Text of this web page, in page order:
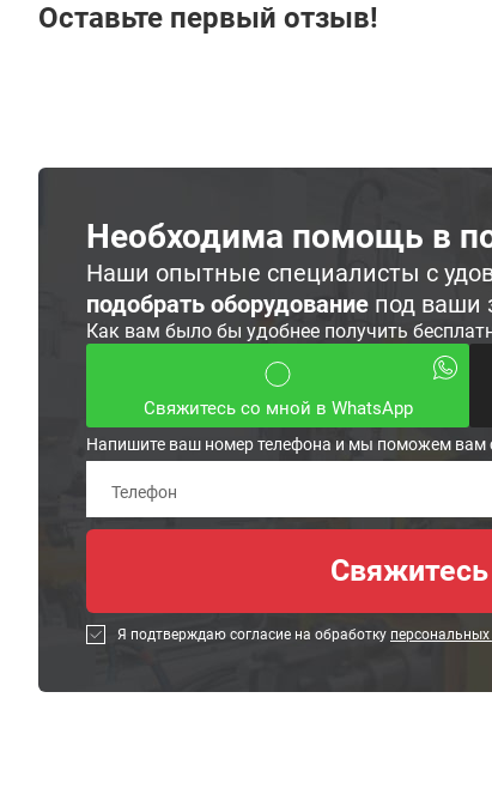
Оставьте первый отзыв!
Необходима помощь в
Наши опытные специалисты с
подобрать оборудование под ваши
Как вам было бы удобнее получить
Свяжитесь со мной в WhatsApp
Напишите ваш номер телефона и мы поможем вам
Я подтверждаю согласие на обработку